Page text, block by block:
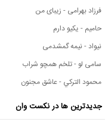
فرزاد بهرامی - زیبای من
حامیم - یکیو دارم
نیواد - نیمه گمشدمی
سامی لو - تلخم همچو شراب
محمود التركي - عاشق مجنون
جدیدترین ها در نکست وان